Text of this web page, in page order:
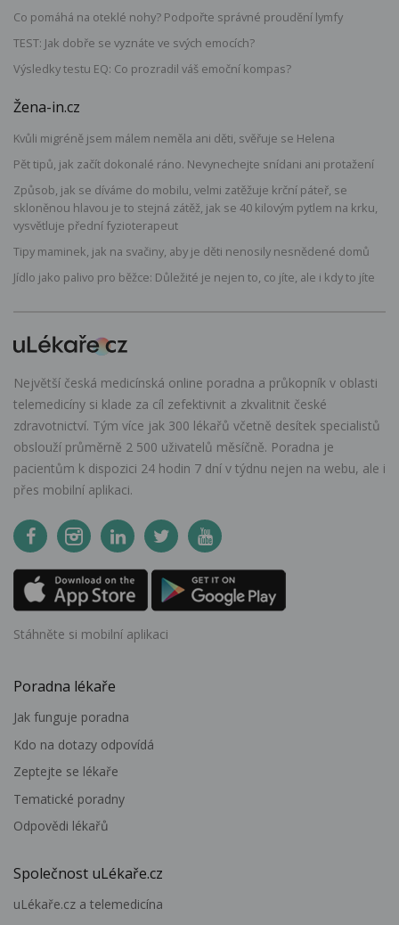
Co pomáhá na oteklé nohy? Podpořte správné proudění lymfy
TEST: Jak dobře se vyznáte ve svých emocích?
Výsledky testu EQ: Co prozradil váš emoční kompas?
Žena-in.cz
Kvůli migréně jsem málem neměla ani děti, svěřuje se Helena
Pět tipů, jak začít dokonalé ráno. Nevynechejte snídani ani protažení
Způsob, jak se díváme do mobilu, velmi zatěžuje krční páteř, se
skloněnou hlavou je to stejná zátěž, jak se 40 kilovým pytlem na krku,
vysvětluje přední fyzioterapeut
Tipy maminek, jak na svačiny, aby je děti nenosily nesnědené domů
Jídlo jako palivo pro běžce: Důležité je nejen to, co jíte, ale i kdy to jíte
Největší česká medicínská online poradna a průkopník v oblasti
telemedicíny si klade za cíl zefektivnit a zkvalitnit české
zdravotnictví. Tým více jak 300 lékařů včetně desítek specialistů
obslouží průměrně 2 500 uživatelů měsíčně. Poradna je
pacientům k dispozici 24 hodin 7 dní v týdnu nejen na webu, ale i
přes mobilní aplikaci.
Stáhněte si mobilní aplikaci
Poradna lékaře
Jak funguje poradna
Kdo na dotazy odpovídá
Zeptejte se lékaře
Tematické poradny
Odpovědi lékařů
Společnost uLékaře.cz
uLékaře.cz a telemedicína